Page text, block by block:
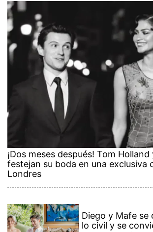
¡Dos meses después! Tom
festejan su boda en una exclusiva
Londres
Diego y Mafe se
lo civil y se